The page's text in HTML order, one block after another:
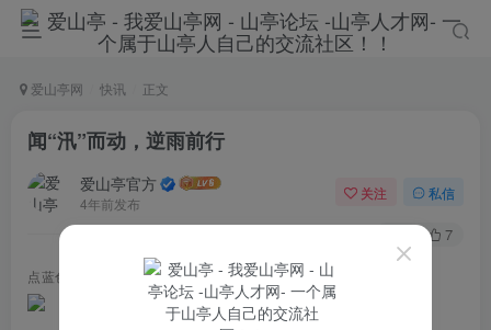
爱山亭网 快讯 正文
闻“汛”而动，逆雨前行
爱山亭官方
4年前发布
关注 私信
7
点蓝色字关注 “山亭快报”